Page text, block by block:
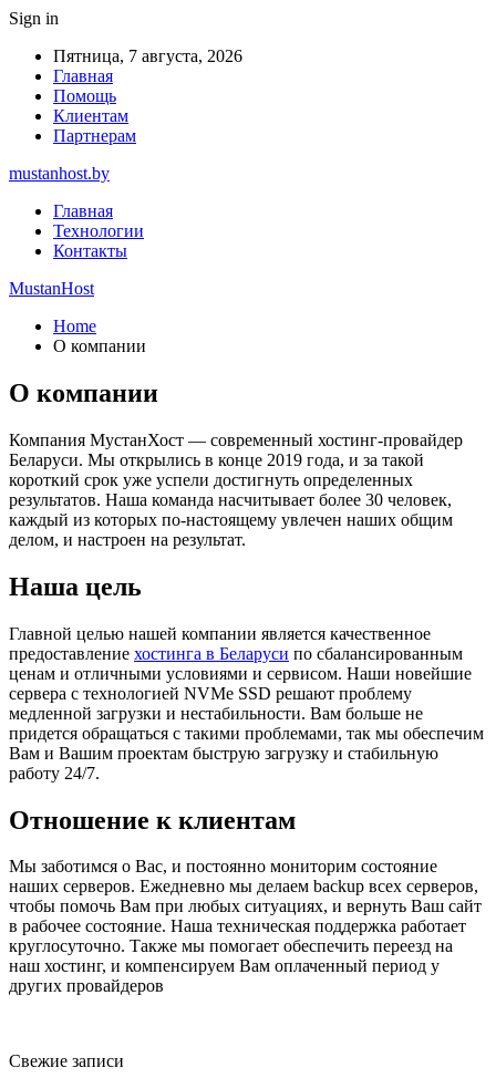
Sign in
Пятница, 7 августа, 2026
Главная
Помощь
Клиентам
Партнерам
mustanhost.by
Главная
Технологии
Контакты
MustanHost
Home
О компании
О компании
Компания МустанХост — современный хостинг-провайдер
Беларуси. Мы открылись в конце 2019 года, и за такой
короткий срок уже успели достигнуть определенных
результатов. Наша команда насчитывает более 30 человек,
каждый из которых по-настоящему увлечен наших общим
делом, и настроен на результат.
Наша цель
Главной целью нашей компании является качественное
предоставление хостинга в Беларуси по сбалансированным
ценам и отличными условиями и сервисом. Наши новейшие
сервера с технологией NVMe SSD решают проблему
медленной загрузки и нестабильности. Вам больше не
придется обращаться с такими проблемами, так мы обеспечим
Вам и Вашим проектам быструю загрузку и стабильную
работу 24/7.
Отношение к клиентам
Мы заботимся о Вас, и постоянно мониторим состояние
наших серверов. Ежедневно мы делаем backup всех серверов,
чтобы помочь Вам при любых ситуациях, и вернуть Ваш сайт
в рабочее состояние. Наша техническая поддержка работает
круглосуточно. Также мы помогает обеспечить переезд на
наш хостинг, и компенсируем Вам оплаченный период у
других провайдеров
Свежие записи